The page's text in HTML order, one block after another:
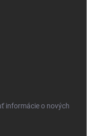
informácie o nových